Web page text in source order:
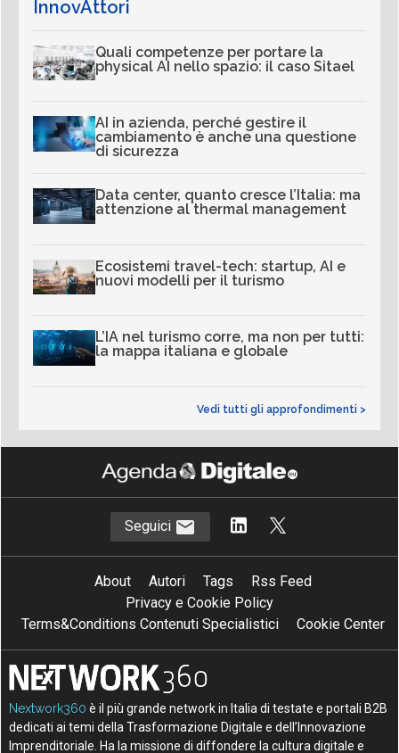
InnovAttori
Quali competenze per portare la
physical AI nello spazio: il caso Sitael
AI in azienda, perché gestire il
cambiamento è anche una questione
di sicurezza
Data center, quanto cresce l’Italia: ma
attenzione al thermal management
Ecosistemi travel-tech: startup, AI e
nuovi modelli per il turismo
L’IA nel turismo corre, ma non per tutti:
la mappa italiana e globale
Vedi tutti gli approfondimenti >
Seguici
About Autori Tags
Rss Feed
Privacy e Cookie Policy
Terms&Conditions Contenuti Specialistici
Cookie Center
Nextwork360 è il più grande network in Italia di testate e portali B2B
dedicati ai temi della Trasformazione Digitale e dell’Innovazione
Imprenditoriale. Ha la missione di diffondere la cultura digitale e